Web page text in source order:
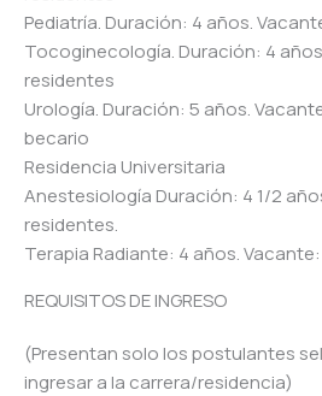
Pediatría. Duración: 4 años.
Tocoginecología. Duración: 4
residentes
Urología. Duración: 5 años.
becario
Residencia Universitaria
Anestesiología Duración: 4 1/2
residentes.
Terapia Radiante: 4 años.
REQUISITOS DE INGRESO
(Presentan solo los postulantes
ingresar a la carrera/residencia)